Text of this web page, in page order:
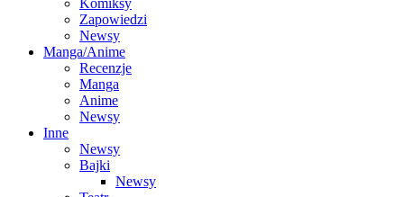
Komiksy
Zapowiedzi
Newsy
Manga/Anime
Recenzje
Manga
Anime
Newsy
Inne
Newsy
Bajki
Newsy